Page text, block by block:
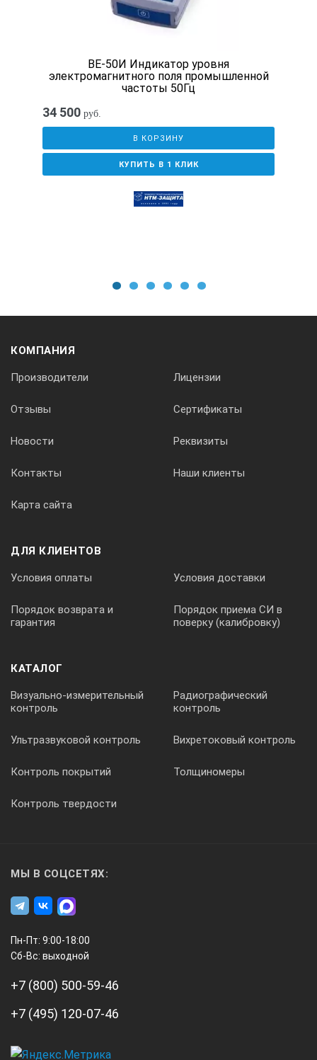
ВЕ-50И Индикатор уровня
электромагнитного поля промышленной
частоты 50Гц
34 500 руб.
В КОРЗИНУ
КУПИТЬ В 1 КЛИК
КОМПАНИЯ
Производители Лицензии
Отзывы Сертификаты
Новости Реквизиты
Контакты Наши клиенты
Карта сайта
ДЛЯ КЛИЕНТОВ
Условия оплаты Условия доставки
Порядок возврата и
гарантия
Порядок приема СИ в
поверку (калибровку)
КАТАЛОГ
Визуально-измерительный
контроль
Радиографический
контроль
Ультразвуковой контроль Вихретоковый контроль
Контроль покрытий Толщиномеры
Контроль твердости
МЫ В СОЦСЕТЯХ:
Пн-Пт: 9:00-18:00
Сб-Вс: выходной
+7 (800) 500-59-46
+7 (495) 120-07-46